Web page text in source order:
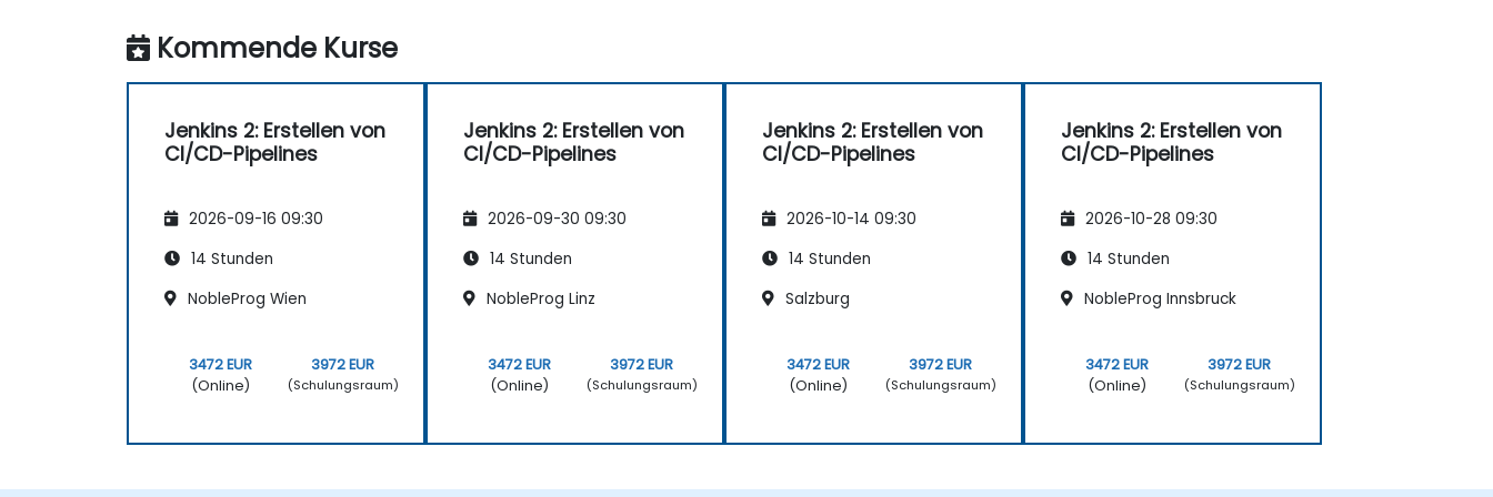
Kommende Kurse
Jenkins 2: Erstellen von
CI/CD-Pipelines
2026-09-16 09:30
14 Stunden
NobleProg Wien
3472 EUR
(Online)
3972 EUR
(Schulungsraum)
Jenkins 2: Erstellen von
CI/CD-Pipelines
2026-09-30 09:30
14 Stunden
NobleProg Linz
3472 EUR
(Online)
3972 EUR
(Schulungsraum)
Jenkins 2: Erstellen von
CI/CD-Pipelines
2026-10-14 09:30
14 Stunden
Salzburg
3472 EUR
(Online)
3972 EUR
(Schulungsraum)
Jenkins 2: Erstellen von
CI/CD-Pipelines
2026-10-28 09:30
14 Stunden
NobleProg Innsbruck
3472 EUR
(Online)
3972 EUR
(Schulungsraum)